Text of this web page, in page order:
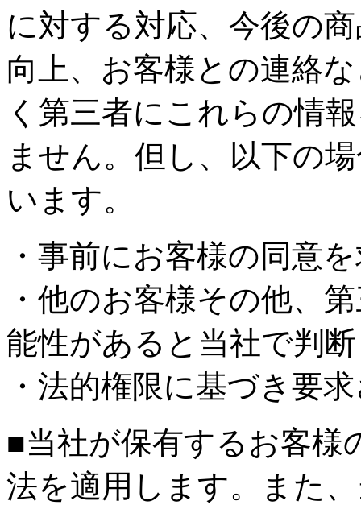
に対する対応、今後の
向上、お客様との連絡
く第三者にこれらの情
ません。但し、以下の
います。
・事前にお客様の同意
・他のお客様その他、
能性があると当社で判
・法的権限に基づき要
■当社が保有するお客様
法を適用します。また